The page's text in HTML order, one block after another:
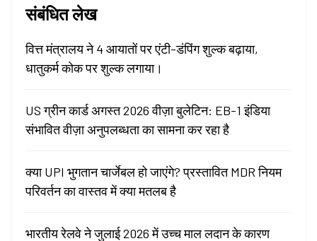
संबंधित लेख
वित्त मंत्रालय ने 4 आयातों पर एंटी-डंपिंग शुल्क बढ़ाया,
धातुकर्म कोक पर शुल्क लगाया।
US ग्रीन कार्ड अगस्त 2026 वीज़ा बुलेटिन: EB-1 इंडिया
संभावित वीज़ा अनुपलब्धता का सामना कर रहा है
क्या UPI भुगतान चार्जेबल हो जाएंगे? प्रस्तावित MDR नियम
परिवर्तन का वास्तव में क्या मतलब है
भारतीय रेलवे ने जुलाई 2026 में उच्च माल लदान के कारण